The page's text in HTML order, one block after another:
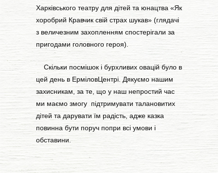
Харківського театру для дітей та юнацтва «Як
хоробрий Кравчик свій страх шукав» (глядачі
з величезним захопленням спостерігали за
пригодами головного героя).
Скільки посмішок і бурхливих овацій було в
цей день в ЕрміловЦентрі. Дякуємо нашим
захисникам, за те, що у наш непростий час
ми маємо змогу підтримувати талановитих
дітей та дарувати їм радість, адже казка
повинна бути поруч попри всі умови і
обставини.